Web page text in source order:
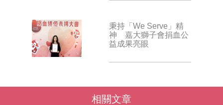
秉持「We Serve」精
神 嘉大獅子會捐血公
益成果亮眼
相關文章